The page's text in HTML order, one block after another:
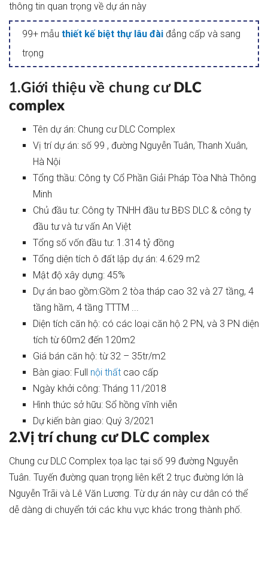
thông tin quan trọng về dự án này
99+ mẫu thiết kế biệt thự lâu đài đẳng cấp và sang
trọng
1.Giới thiệu về chung cư DLC
complex
Tên dự án: Chung cư DLC Complex
Vị trí dự án: số 99 , đường Nguyễn Tuân, Thanh Xuân,
Hà Nội
Tổng thầu: Công ty Cổ Phần Giải Pháp Tòa Nhà Thông
Minh
Chủ đầu tư: Công ty TNHH đầu tư BĐS DLC & công ty
đầu tư và tư vấn An Việt
Tổng số vốn đầu tư: 1.314 tỷ đồng
Tổng diện tích ô đất lập dự án: 4.629 m2
Mật độ xây dựng: 45%
Dự án bao gồm:Gồm 2 tòa tháp cao 32 và 27 tầng, 4
tầng hầm, 4 tầng TTTM ...
Diện tích căn hộ: có các loại căn hộ 2 PN, và 3 PN diện
tích từ 60m2 đến 120m2
Giá bán căn hộ: từ 32 – 35tr/m2
Bàn giao: Full nội thất cao cấp
Ngày khởi công: Tháng 11/2018
Hình thức sở hữu: Sổ hồng vĩnh viễn
Dự kiến bàn giao: Quý 3/2021
2.Vị trí chung cư DLC complex
Chung cư DLC Complex tọa lạc tại số 99 đường Nguyễn
Tuân. Tuyến đường quan trọng liên kết 2 trục đường lớn là
Nguyễn Trãi và Lê Văn Lương. Từ dự án này cư dân có thể
dễ dàng di chuyển tới các khu vực khác trong thành phố.